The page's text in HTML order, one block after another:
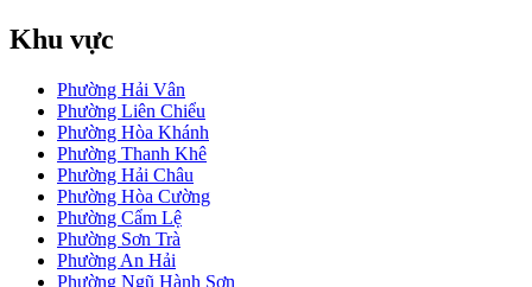
Khu vực
Phường Hải Vân
Phường Liên Chiểu
Phường Hòa Khánh
Phường Thanh Khê
Phường Hải Châu
Phường Hòa Cường
Phường Cẩm Lệ
Phường Sơn Trà
Phường An Hải
Phường Ngũ Hành Sơn